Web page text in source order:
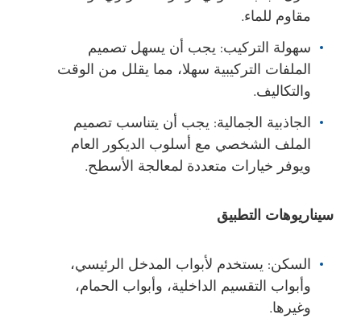
مقاوم للماء.
سهولة التركيب: يجب أن يسهل تصميم
الملفات التركيبية سهلا، مما يقلل من الوقت
والتكاليف.
الجاذبية الجمالية: يجب أن يتناسب تصميم
الملف الشخصي مع أسلوب الديكور العام
ويوفر خيارات متعددة لمعالجة الأسطح.
سيناريوهات التطبيق
السكن: يستخدم لأبواب المدخل الرئيسي،
وأبواب التقسيم الداخلية، وأبواب الحمام،
وغيرها.